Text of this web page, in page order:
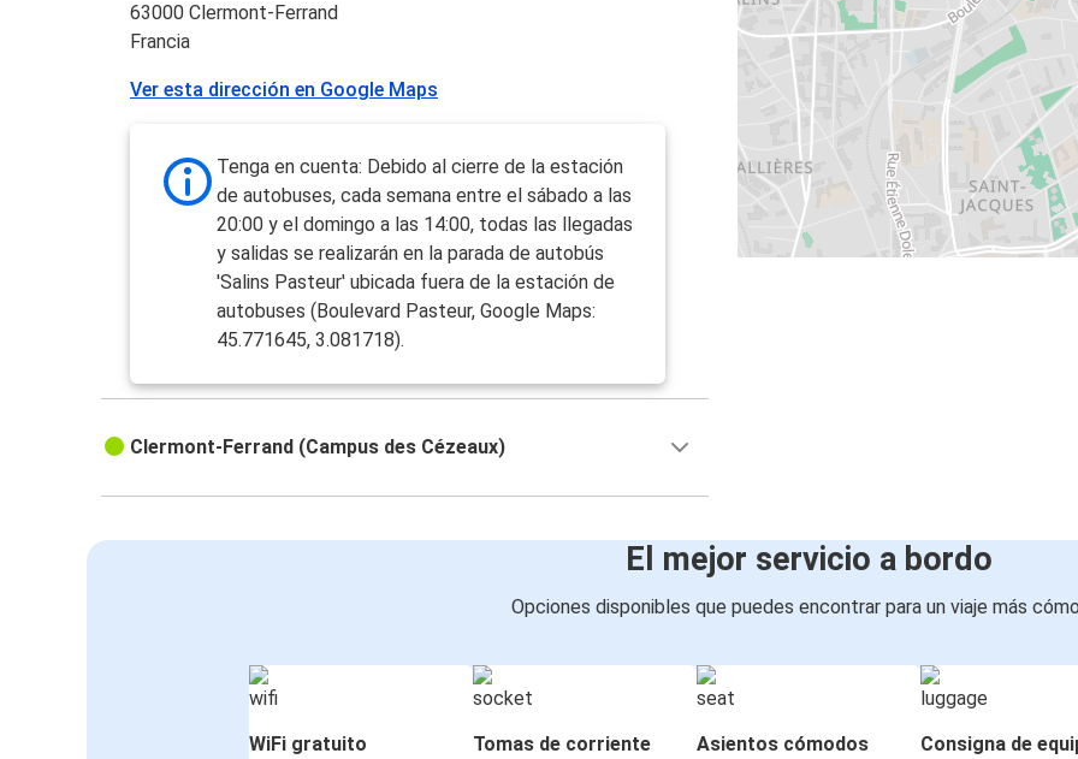
63000 Clermont-Ferrand
Francia
Ver esta dirección en Google Maps
Tenga en cuenta: Debido al cierre de la estación
de autobuses, cada semana entre el sábado a las
20:00 y el domingo a las 14:00, todas las llegadas
y salidas se realizarán en la parada de autobús
'Salins Pasteur' ubicada fuera de la estación de
autobuses (Boulevard Pasteur, Google Maps:
45.771645, 3.081718).
Clermont-Ferrand (Campus des Cézeaux)
El mejor servicio a bordo
Opciones disponibles que puedes encontrar para un viaje más
WiFi gratuito Tomas de corriente Asientos cómodos Consigna de